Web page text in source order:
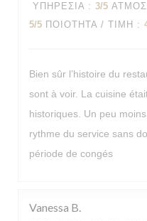
ΥΠΗΡΕΣΊΑ : 3/5
5/5 ΠΟΙΌΤΗΤΑ / ΤΙΜΉ :
Bien sûr l’histoire du
sont à voir. La cuisine
historiques. Un peu
rythme du service sans
période de congés
Vanessa B